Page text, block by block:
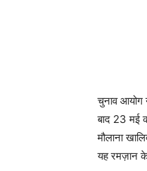
चुनाव आयोग
बाद 23 मई
मौलाना
यह रमज़ान के